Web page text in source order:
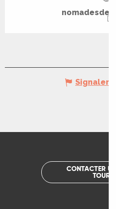
Signaler
CONTACTER UN